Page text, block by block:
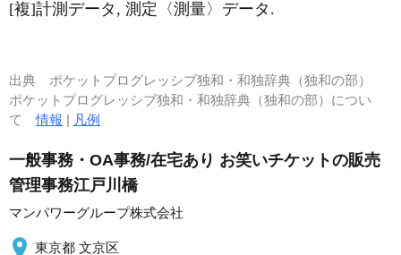
[複]計測データ, 測定〈測量〉データ.
出典 ポケットプログレッシブ独和・和独辞典（独和の部）
ポケットプログレッシブ独和・和独辞典（独和の部）につい
て情報 | 凡例
一般事務・OA事務/在宅あり お笑いチケットの販売
管理事務江戸川橋
マンパワーグループ株式会社
東京都 文京区